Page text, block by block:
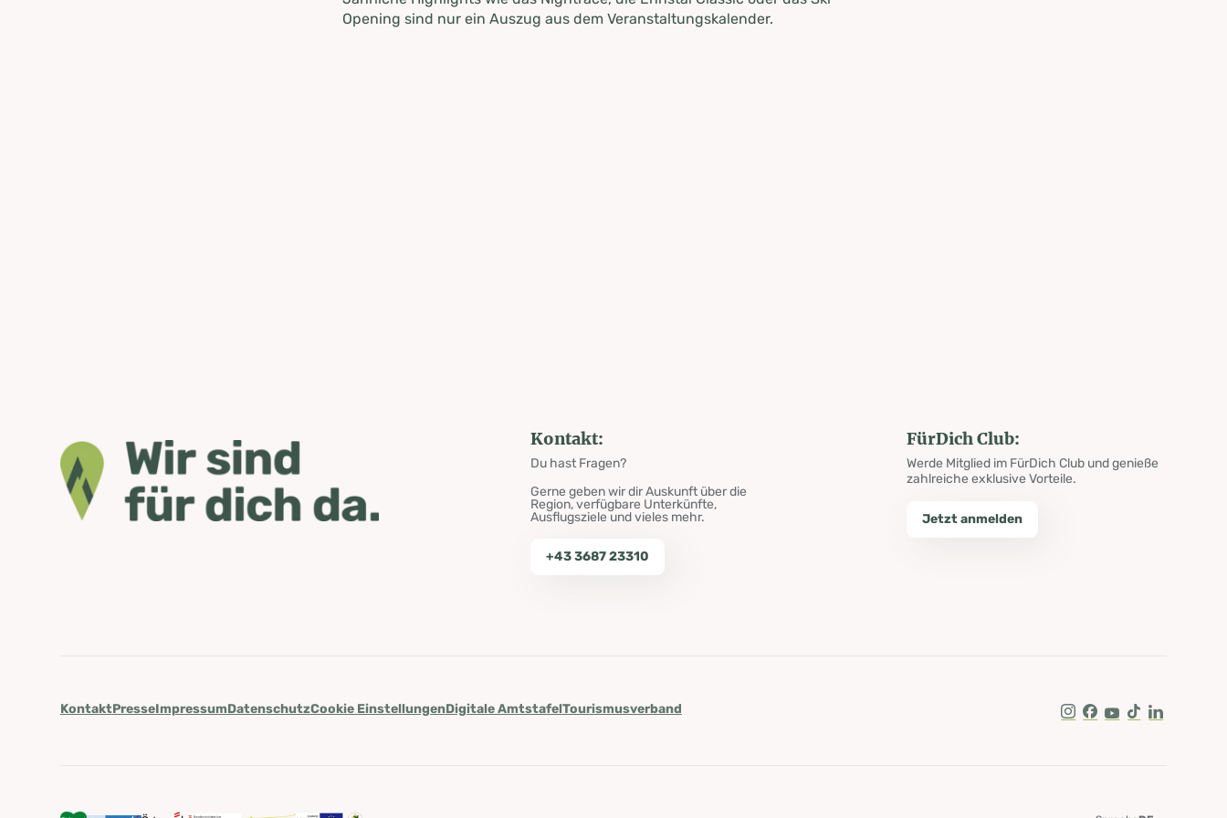
Opening sind nur ein Auszug aus dem Veranstaltungskalender.
Kontakt:
Du hast Fragen?
Gerne geben wir dir Auskunft über die
Region, verfügbare Unterkünfte,
Ausflugsziele und vieles mehr.
+43 3687 23310
FürDich Club:
Werde Mitglied im FürDich Club und genieße
zahlreiche exklusive Vorteile.
Jetzt anmelden
KontaktPresseImpressumDatenschutzCookie EinstellungenDigitale AmtstafelTourismusverband
Instagram
Facebook
Youtube
Tik TokLinkedIn